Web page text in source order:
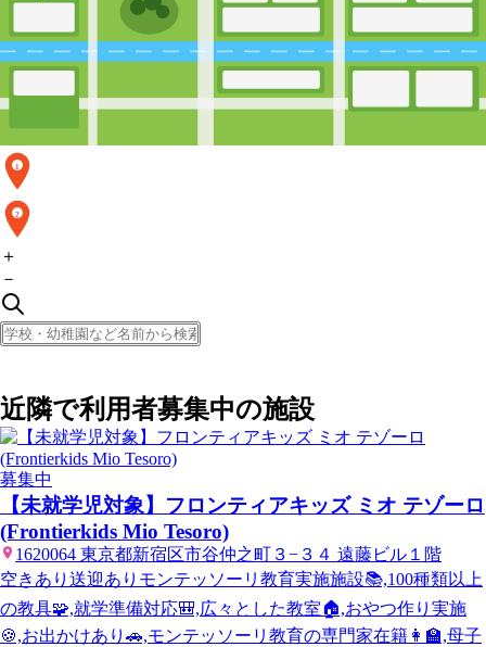
1
2
＋
－
近隣で利用者募集中の施設
募集中
【未就学児対象】フロンティアキッズ ミオ テゾーロ
(Frontierkids Mio Tesoro)
1620064 東京都新宿区市谷仲之町３−３４ 遠藤ビル１階
空きあり 送迎あり モンテッソーリ教育実施施設📚,100種類以上
の教具🧩,就学準備対応🎒,広々とした教室🏠,おやつ作り実施
🍪,お出かけあり🚗,モンテッソーリ教育の専門家在籍👩‍🏫,母子